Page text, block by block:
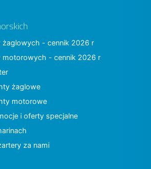
żaglowych - cennik 2026 r
motorowych - cennik 2026 r
żaglowe
motorowe
i oferty specjalne
za nami